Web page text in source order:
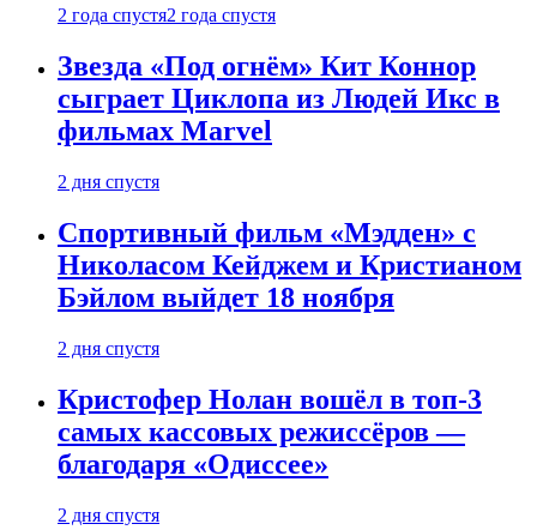
2 года спустя2 года спустя
Звезда «Под огнём» Кит Коннор
сыграет Циклопа из Людей Икс в
фильмах Marvel
2 дня спустя
Спортивный фильм «Мэдден» с
Николасом Кейджем и Кристианом
Бэйлом выйдет 18 ноября
2 дня спустя
Кристофер Нолан вошёл в топ-3
самых кассовых режиссёров —
благодаря «Одиссее»
2 дня спустя